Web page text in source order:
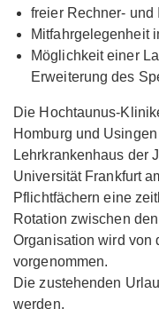
freier Rechner- und
Mitfahrgelegenheit
Möglichkeit einer
Erweiterung des
Die Hochtaunus-
Homburg und
Lehrkrankenhaus der
Universität Frankfurt
Pflichtfächern eine
Rotation zwischen
Organisation wird von
vorgenommen.
Die zustehenden
werden.